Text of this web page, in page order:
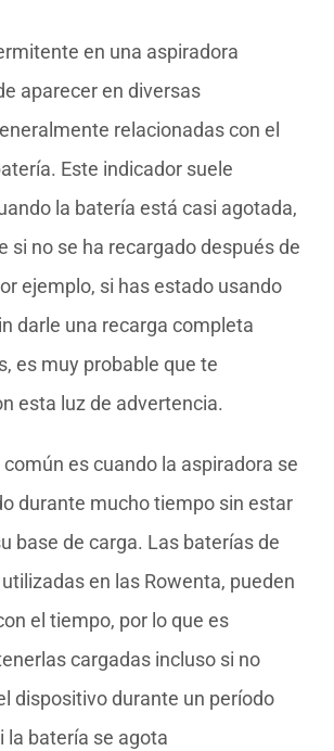
en una aspiradora
aparecer en diversas
relacionadas con el
Este indicador suele
la batería está casi agotada,
si no se ha recargado después de
ejemplo, si has estado usando
darle una recarga completa
es muy probable que te
esta luz de advertencia.
es cuando la aspiradora se
durante mucho tiempo sin estar
base de carga. Las baterías de
en las Rowenta, pueden
el tiempo, por lo que es
cargadas incluso si no
dispositivo durante un período
la batería se agota